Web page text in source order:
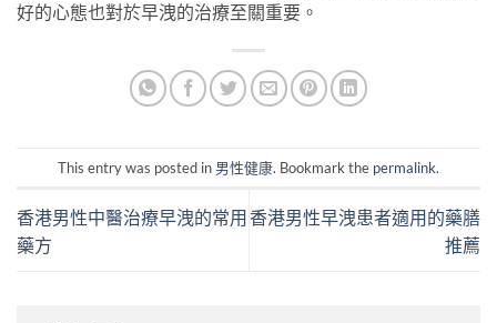
好的心態也對於早洩的治療至關重要。
This entry was posted in 男性健康. Bookmark the permalink.
香港男性中醫治療早洩的常用
藥方
香港男性早洩患者適用的藥膳
推薦